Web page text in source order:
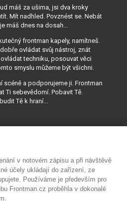
máš za ušima, jsi dva kroky
Mít nadhled. Povznést se. Nebát
máš dnes na dosah...
frontman kapely, namítneš.
ovládat svůj nástroj, znát
techniku, posouvat věci
smyslu můžeme být všichni.
scéně a podporujeme ji. Frontman
Ti sebevědomí. Pobavit Tě.
Tě k hraní...
v notovém zápisu a při návštěvě
účely ukládají do zařízení, ze
Používáme je především pro
Frontman.cz proběhla v dokonalé